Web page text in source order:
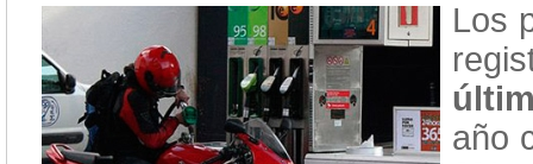
Los
año